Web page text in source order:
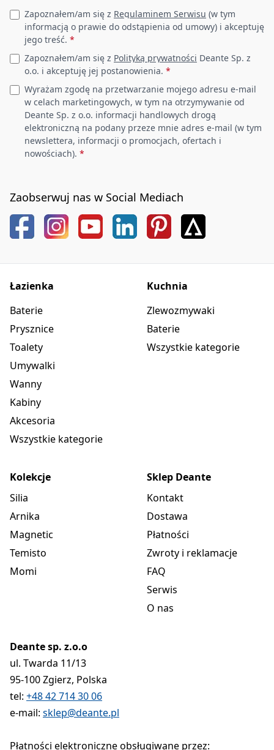
Długość [mm] 525
Wysokość [mm]
Rozstaw otworów
[mm]
Deska w zestawie
Zestaw montażowy w
Dodatkowe cechy deska w zestawie
Leave this field empty
Zapoznałem/am się z Regulaminem Serwisu (w tym
informacją o prawie do odstąpienia od umowy) i akceptuję
jego treść. *
Zapoznałem/am się z Polityką prywatności Deante Sp. z
o.o. i akceptuję jej postanowienia. *
Wyrażam zgodę na przetwarzanie mojego adresu e-mail
w celach marketingowych, w tym na otrzymywanie od
Deante Sp. z o.o. informacji handlowych drogą
elektroniczną na podany przeze mnie adres e-mail (w tym
newslettera, informacji o promocjach, ofertach i
nowościach). *
Zaobserwuj nas w Social Mediach
Łazienka
Baterie
Prysznice
Toalety
Umywalki
Wanny
Kabiny
Akcesoria
Wszystkie kategorie
Kuchnia
Zlewozmywaki
Baterie
Wszystkie kategorie
Kolekcje
Silia
Arnika
Magnetic
Temisto
Momi
Sklep Deante
Kontakt
Dostawa
Płatności
Zwroty i reklamacje
FAQ
Serwis
O nas
Deante sp. z.o.o
ul. Twarda 11/13
95-100 Zgierz, Polska
tel: +48 42 714 30 06
e-mail: sklep@deante.pl
Płatności elektroniczne obsługiwane przez: